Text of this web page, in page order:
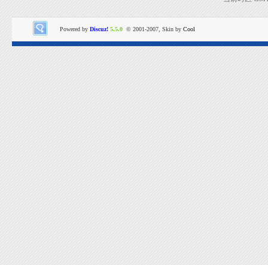
Powered by Discuz! 5.5.0 © 2001-2007, Skin by Cool